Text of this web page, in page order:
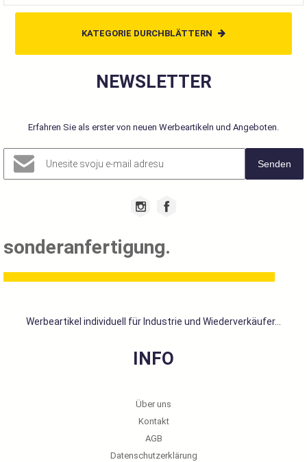
KATEGORIE DURCHBLÄTTERN
NEWSLETTER
Erfahren Sie als erster von neuen Werbeartikeln und Angeboten.
Senden
sonderanfertigung.
Werbeartikel individuell für Industrie und Wiederverkäufer...
INFO
Über uns
Kontakt
AGB
Datenschutzerklärung